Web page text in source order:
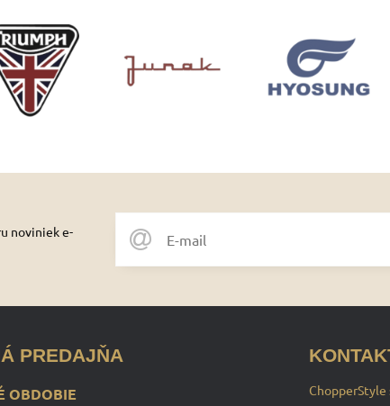
noviniek e-
PREDAJŇA
OBDOBIE
ChopperStyle